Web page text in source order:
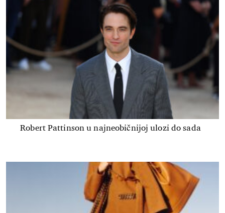
Robert Pattinson u najneobičnijoj ulozi do sada